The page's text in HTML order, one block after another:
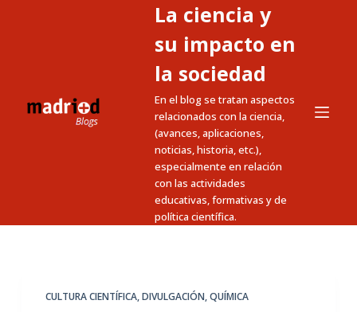
n
La ciencia y
su impacto en
la sociedad
En el blog se tratan aspectos
relacionados con la ciencia,
(avances, aplicaciones,
noticias, historia, etc.),
especialmente en relación
con las actividades
educativas, formativas y de
política científica.
CULTURA CIENTÍFICA,DIVULGACIÓN,QUÍMICA